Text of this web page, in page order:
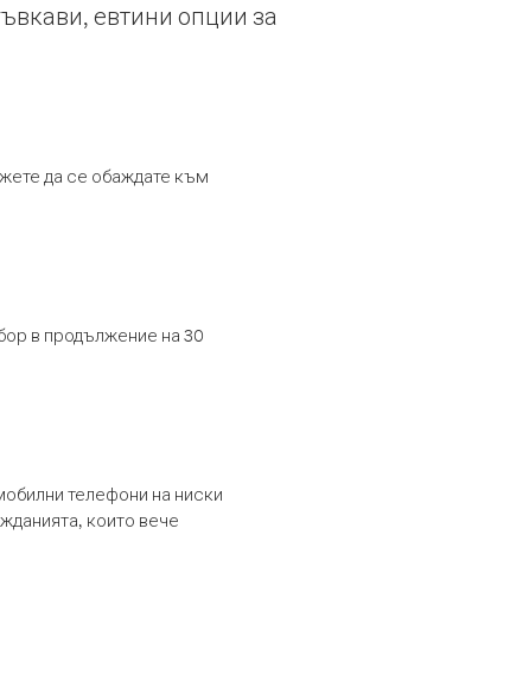
евтини опции за
да се обаждате към
в продължение на 30
телефони на ниски
които вече